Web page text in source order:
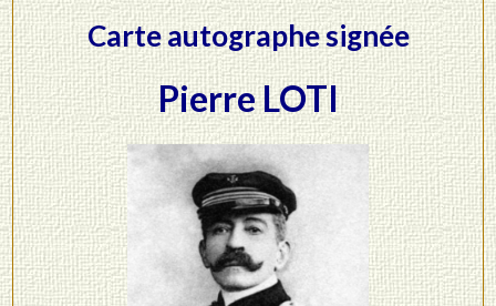
Carte autographe signée
Pierre LOTI